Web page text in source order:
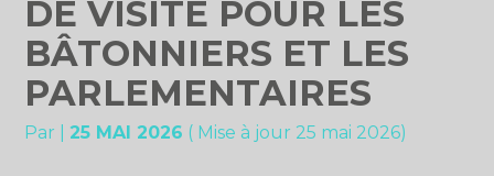
DE VISITE POUR LES
BÂTONNIERS ET LES
PARLEMENTAIRES
Par 25 MAI 2026 ( Mise à jour 25 mai 2026)